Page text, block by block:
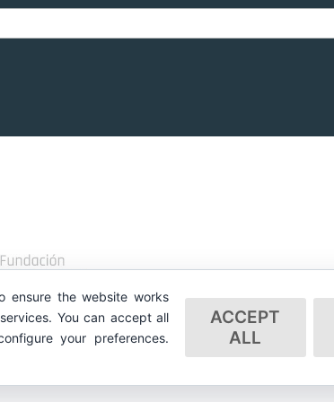
ensure the website works
You can accept all
your preferences.
ACCEPT
ALL